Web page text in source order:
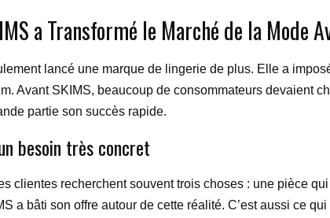
a Transformé le Marché de la Mode
lancé une marque de lingerie de plus. Elle a
Avant SKIMS, beaucoup de consommateurs devaient
partie son succès rapide.
besoin très concret
clientes recherchent souvent trois choses : une pièce
a bâti son offre autour de cette réalité. C’est aussi ce